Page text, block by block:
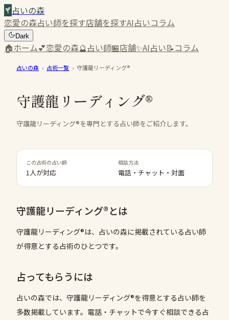
占いの森
恋愛の森占い師を探す店舗を探すAI占いコラム
Dark
🏠ホーム💕恋愛の森🔮占い師🏪店舗✨AI占い📝コラム
占いの森 › 占術一覧 › 守護龍リーディング®
守護龍リーディング®
守護龍リーディング®を専門とする占い師をご紹介します。
この占術の占い師
1人が対応
相談方法
電話・チャット・対面
守護龍リーディング®とは
守護龍リーディング®は、占いの森に掲載されている占い師
が得意とする占術のひとつです。
占ってもらうには
占いの森では、 守護龍リーディング®を得意とする占い師を
多数掲載しています。電話・チャットで今すぐ相談できる占